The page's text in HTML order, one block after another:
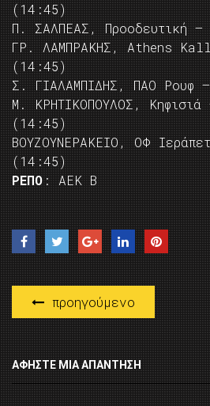
(14:45)
Π. ΣΑΛΠΕΑΣ, Προοδευτική
ΓΡ. ΛΑΜΠΡΑΚΗΣ, Athens
(14:45)
Σ. ΓΙΑΛΑΜΠΙΔΗΣ, ΠΑΟ Ρουφ
Μ. ΚΡΗΤΙΚΟΠΟΥΛΟΣ, Κηφισιά
(14:45)
ΒΟΥΖΟΥΝΕΡΑΚΕΙΟ, ΟΦ
(14:45)
ΡΕΠΟ : ΑΕΚ Β
προηγούμενο
ΑΦΉΣΤΕ ΜΙΑ ΑΠΆΝΤΗΣΗ